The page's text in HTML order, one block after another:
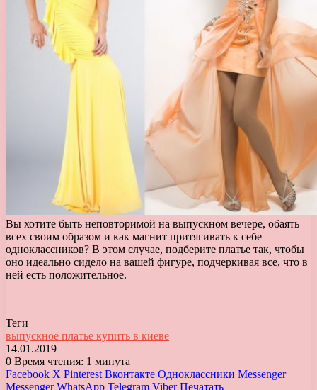
Вы хотите быть неповторимой на выпускном вечере, обаять
всех своим образом и как магнит притягивать к себе
одноклассников? В этом случае, подберите платье так, чтобы
оно идеально сидело на вашей фигуре, подчеркивая все, что в
ней есть положительное.
Теги
выпускное платье купить в киеве
14.01.2019
0 Время чтения: 1 минута
Facebook X Pinterest Вконтакте Одноклассники Messenger
Messenger WhatsApp Telegram Viber Печатать